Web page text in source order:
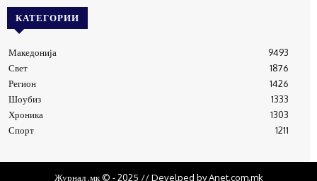
КАТЕГОРИИ
Македонија
9493
Свет
1876
Регион
1426
Шоубиз
1333
Хроника
1303
Спорт
1211
Журнал .мк © - 2025 // Develped by Anet.com.mk